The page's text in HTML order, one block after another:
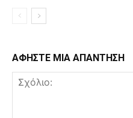
ΑΦΗΣΤΕ ΜΙΑ ΑΠΑΝΤΗΣΗ